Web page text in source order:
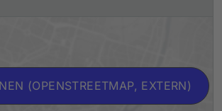
(OPENSTREETMAP, EXTERN)